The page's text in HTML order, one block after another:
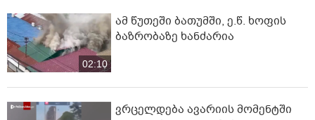
02:10
ამ წუთეში ბათუმში, ე.წ. ხოფის
ბაზრობაზე ხანძარია
ვრცელდება ავარიის მომენტში